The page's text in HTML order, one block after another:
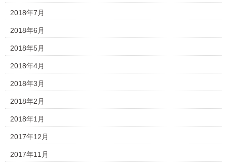
2018年7月
2018年6月
2018年5月
2018年4月
2018年3月
2018年2月
2018年1月
2017年12月
2017年11月